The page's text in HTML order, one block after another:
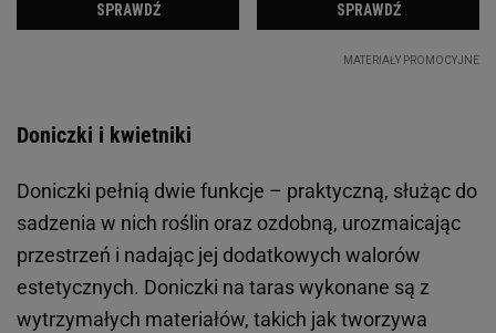
Doniczki i kwietniki
Doniczki pełnią dwie funkcje – praktyczną, służąc do
sadzenia w nich roślin oraz ozdobną, urozmaicając
przestrzeń i nadając jej dodatkowych walorów
estetycznych. Doniczki na taras wykonane są z
wytrzymałych materiałów, takich jak tworzywa